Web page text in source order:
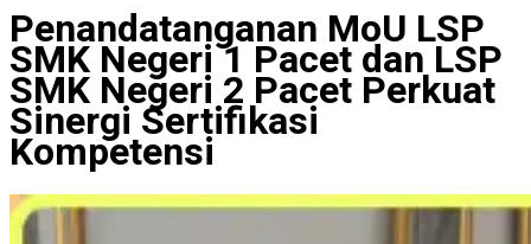
Penandatanganan MoU LSP
SMK Negeri 1 Pacet dan LSP
SMK Negeri 2 Pacet Perkuat
Sinergi Sertifikasi
Kompetensi